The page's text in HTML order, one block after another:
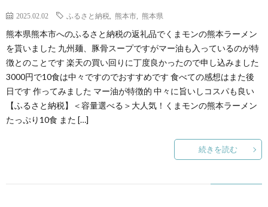
2025.02.02 ふるさと納税 熊本市 熊本県
熊本県熊本市へのふるさと納税の返礼品でくまモンの熊本ラーメン
を貰いました 九州麺、豚骨スープですがマー油も入っているのが特
徴とのことです 楽天の買い回りに丁度良かったので申し込みました
3000円で10食は中々ですのでおすすめです 食べての感想はまた後
日です 作ってみました マー油が特徴的 中々に旨いしコスパも良い
【ふるさと納税】＜容量選べる＞大人気！くまモンの熊本ラーメン
たっぷり10食 また […]
続きを読む